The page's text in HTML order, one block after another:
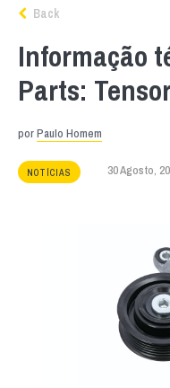
Back
Informação
Parts:
porPaulo Homem
NOTÍCIAS 30 Agosto,